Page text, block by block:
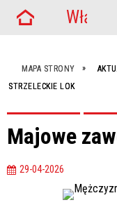
MAPA STRONY
STRZELECKIE LOK
Majowe
29-04-2026
Włącz